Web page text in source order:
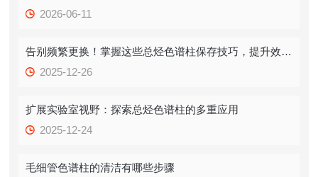
2026-06-11
告别频繁更换！掌握这些总烃色谱柱保存技巧，提升效率！
2025-12-26
扩展实验室视野：探索总烃色谱柱的多重应用
2025-12-24
毛细管色谱柱的清洁有哪些步骤